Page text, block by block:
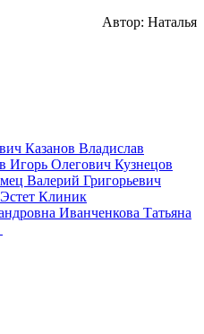
Автор: Наталья
Казанов Владислав
Кузнецов
Эстет Клиник
Иванченкова Татьяна